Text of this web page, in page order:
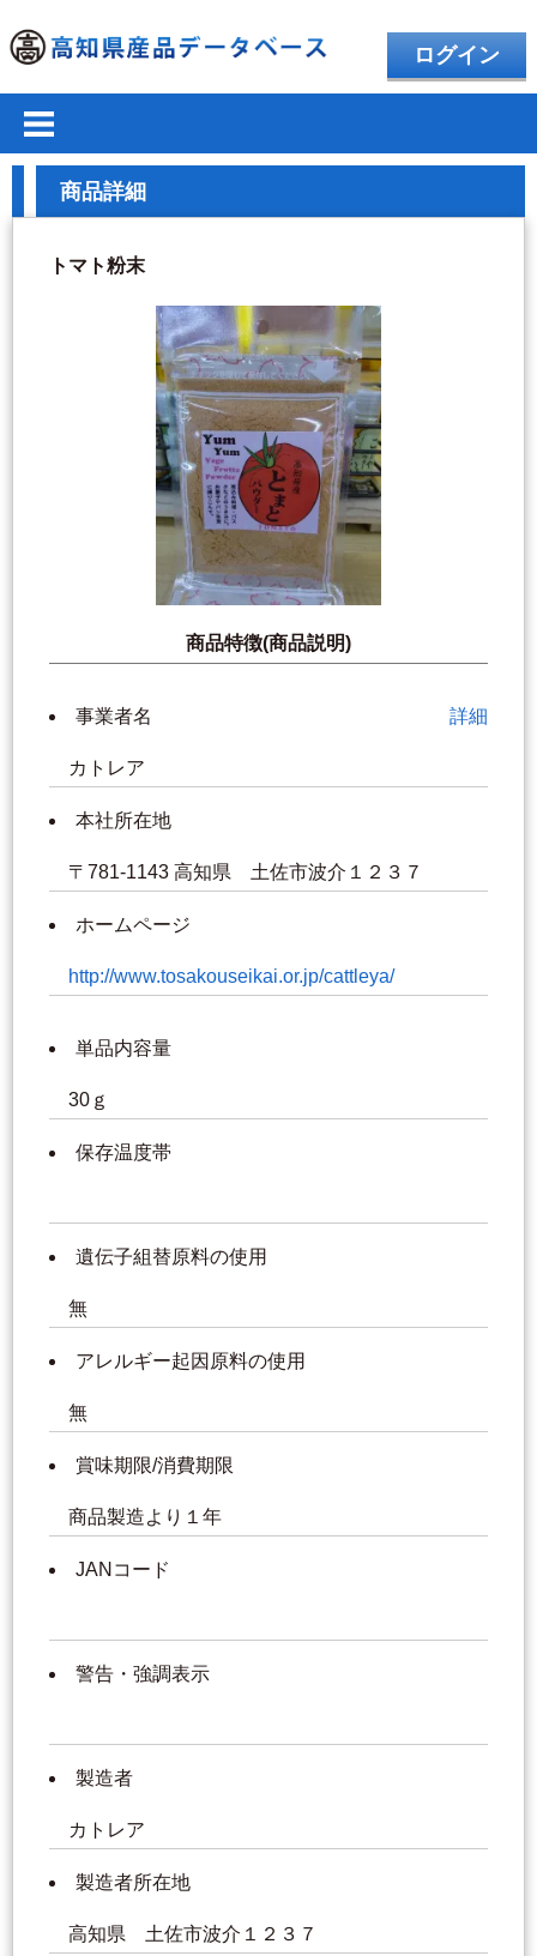
ログイン
商品詳細
トマト粉末
商品特徴(商品説明)
事業者名 詳細
カトレア
本社所在地
〒781-1143 高知県 土佐市波介１２３７
ホームページ
http://www.tosakouseikai.or.jp/cattleya/
単品内容量
30ｇ
保存温度帯
遺伝子組替原料の使用
無
アレルギー起因原料の使用
無
賞味期限/消費期限
商品製造より１年
JANコード
警告・強調表示
製造者
カトレア
製造者所在地
高知県 土佐市波介１２３７